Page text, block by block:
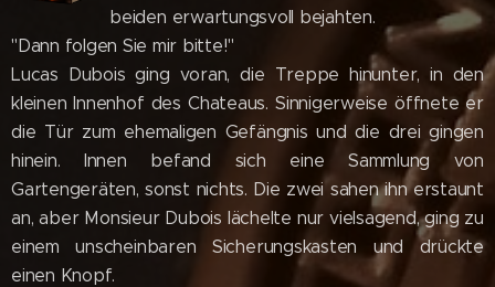
beiden erwartungsvoll bejahten.
"Dann folgen Sie mir bitte!"
Lucas Dubois ging voran, die Treppe hinunter, in den
kleinen Innenhof des Chateaus. Sinnigerweise öffnete er
die Tür zum ehemaligen Gefängnis und die drei gingen
hinein. Innen befand sich eine Sammlung von
Gartengeräten, sonst nichts. Die zwei sahen ihn erstaunt
an, aber Monsieur Dubois lächelte nur vielsagend, ging zu
einem unscheinbaren Sicherungskasten und drückte
einen Knopf.